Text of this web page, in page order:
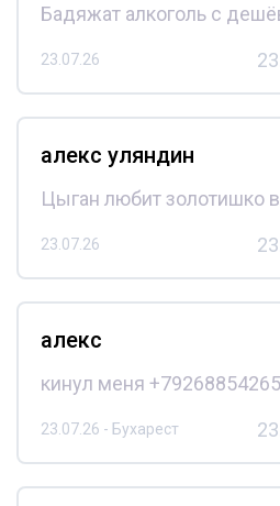
Бадяжат алкоголь с
23.07.26
алекс уляндин
Цыган любит золотишко
23.07.26
алекс
кинул меня +79268854265
23.07.26 - Бухарест